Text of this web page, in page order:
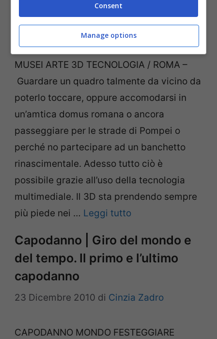
Caravaggio all’Antica Roma
7 Gennaio 2011 Cinzia Zadro
MUSEI ARTE 3D TECNOLOGIA / ROMA –
Guardare un quadro talmente da vicino da
poterlo toccare, oppure accomodarsi in
un’amtica domus romana o ancora
passeggiare per le strade di Pompei o
perché no partecipare ad un banchetto
rinascimentale. Adesso tutto ciò è
possibile grazie all’uso della tecnologia
multimediale. Il 3D sta prendendo sempre
più piede nei … Leggi tutto
Capodanno | Giro del mondo e
del tempo. Il primo e l’ultimo
capodanno
23 Dicembre 2010 di Cinzia Zadro
CAPODANNO MONDO FESTEGGIARE
Consent
Manage options